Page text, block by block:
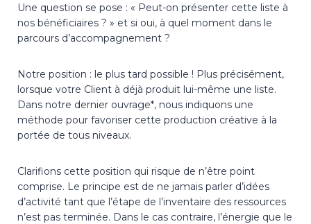
Une question se pose : « Peut-on présenter cette liste à
nos bénéficiaires ? » et si oui, à quel moment dans le
parcours d’accompagnement ?
Notre position : le plus tard possible ! Plus précisément,
lorsque votre Client à déjà produit lui-même une liste.
Dans notre dernier ouvrage*, nous indiquons une
méthode pour favoriser cette production créative à la
portée de tous niveaux.
Clarifions cette position qui risque de n’être point
comprise. Le principe est de ne jamais parler d’idées
d’activité tant que l’étape de l’inventaire des ressources
n’est pas terminée. Dans le cas contraire, l’énergie que le